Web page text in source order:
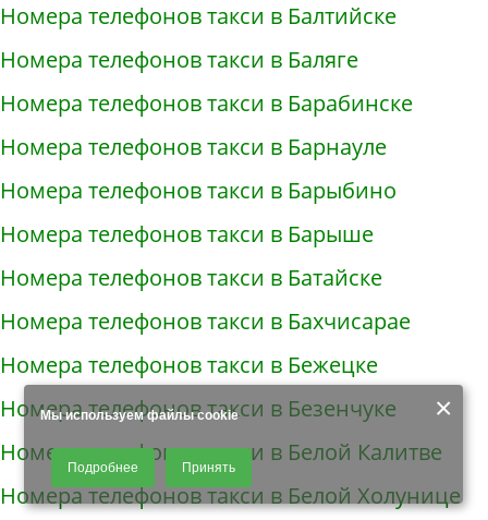
×
Мы используем файлы cookie
Продолжая использовать наш сайт, Вы даете согласие на обработку
файлов - COOKIES, пользовательских данных (файлы-cookies, IP-адрес,
данные об идентификаторе браузера, дата и время осуществления
доступа к сайту, история поисковых запросов) для сбора аналитической и
Подробнее Принять
Номера телефонов такси в Балтийске
Номера телефонов такси в Баляге
Номера телефонов такси в Барабинске
Номера телефонов такси в Барнауле
Номера телефонов такси в Барыбино
Номера телефонов такси в Барыше
Номера телефонов такси в Батайске
Номера телефонов такси в Бахчисарае
Номера телефонов такси в Бежецке
Номера телефонов такси в Безенчуке
Номера телефонов такси в Белой Калитве
Номера телефонов такси в Белой Холунице